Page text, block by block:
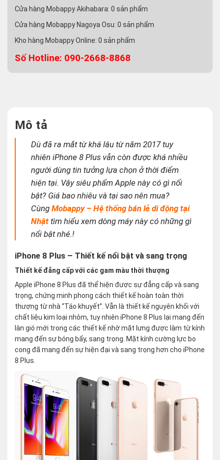
Cửa hàng Mobappy Akihabara: 0 sản phẩm
Cửa hàng Mobappy Nagoya Osu: 0 sản phẩm
Kho hàng Mobappy Online: 0 sản phẩm
Số Hotline: 090-2668-8868
Mô tả
Dù đã ra mắt từ khá lâu từ năm 2017 tuy
nhiên iPhone 8 Plus vẫn còn được khá nhiều
người dùng tin tưởng lựa chọn ở thời điểm
hiện tại. Vậy siêu phẩm Apple này có gì nổi
bật? Giá bao nhiêu và tại sao nên mua?
CùngMobappy – Hệ thống bán lẻ di động tại
Nhật tìm hiểu xem dòng máy này có những gì
nổi bật nhé.!
iPhone 8 Plus – Thiết kế nổi bật và sang trọng
Thiết kế đẳng cấp với các gam màu thời thượng
Apple iPhone 8 Plus đã thể hiện được sự đẳng cấp và sang
trọng, chứng minh phong cách thiết kế hoàn toàn thời
thượng từ nhà “Táo khuyết”. Vẫn là thiết kế nguyên khối với
chất liệu kim loại nhôm, tuy nhiên iPhone 8 Plus lại mang đến
làn gió mới trong các thiết kế nhờ mặt lưng được làm từ kính
mang đến sự bóng bẩy, sang trọng. Mặt kính cường lực bo
cong đã mang đến sự hiện đại và sang trọng hơn cho iPhone
8 Plus.